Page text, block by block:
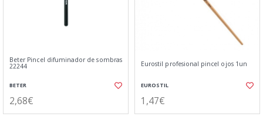
Beter Pincel difuminador de sombras
22244
BETER
2,68€
Eurostil profesional pincel ojos 1un
EUROSTIL
1,47€